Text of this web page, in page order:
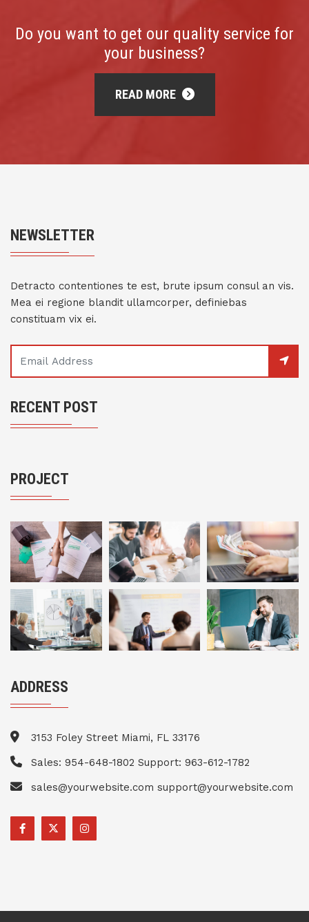
Do you want to get our quality service for
your business?
READ MORE
NEWSLETTER
Detracto contentiones te est, brute ipsum consul an vis.
Mea ei regione blandit ullamcorper, definiebas
constituam vix ei.
RECENT POST
PROJECT
ADDRESS
3153 Foley Street Miami, FL 33176
Sales: 954-648-1802 Support: 963-612-1782
sales@yourwebsite.com support@yourwebsite.com